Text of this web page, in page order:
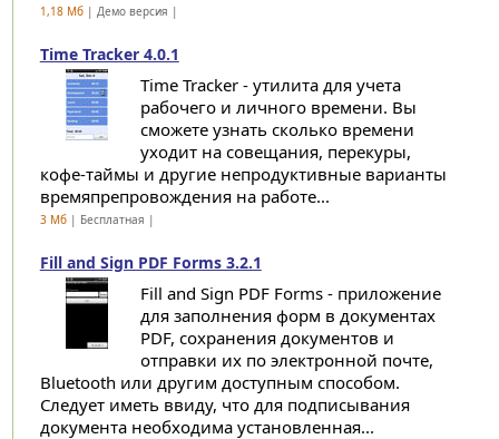
1,18 Мб| Демо версия |
Time Tracker 4.0.1
Time Tracker - утилита для учета
рабочего и личного времени. Вы
сможете узнать сколько времени
уходит на совещания, перекуры,
кофе-таймы и другие непродуктивные варианты
времяпрепровождения на работе...
3 Мб| Бесплатная |
Fill and Sign PDF Forms 3.2.1
Fill and Sign PDF Forms - приложение
для заполнения форм в документах
PDF, сохранения документов и
отправки их по электронной почте,
Bluetooth или другим доступным способом.
Следует иметь ввиду, что для подписывания
документа необходима установленная...